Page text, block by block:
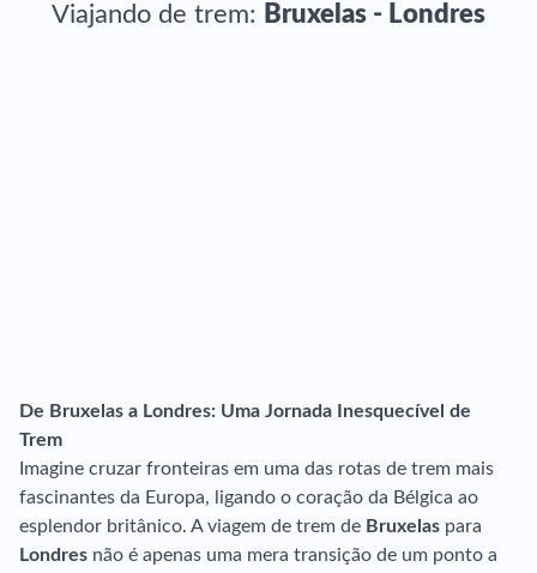
Viajando de trem: Bruxelas - Londres
De Bruxelas a Londres: Uma Jornada Inesquecível de
Trem
Imagine cruzar fronteiras em uma das rotas de trem mais
fascinantes da Europa, ligando o coração da Bélgica ao
esplendor britânico. A viagem de trem de Bruxelas para
Londres não é apenas uma mera transição de um ponto a